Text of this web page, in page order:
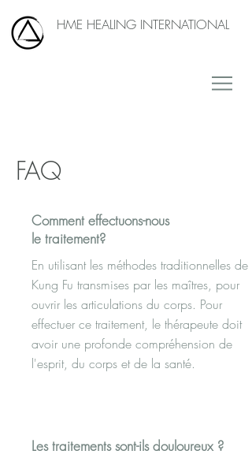
HME HEALING INTERNATIONAL
FAQ
Comment effectuons-nous
le traitement?
En utilisant les méthodes traditionnelles de
Kung Fu transmises par les maîtres, pour
ouvrir les articulations du corps. Pour
effectuer ce traitement, le thérapeute doit
avoir une profonde compréhension de
l'esprit, du corps et de la santé.
Les traitements sont-ils douloureux ?